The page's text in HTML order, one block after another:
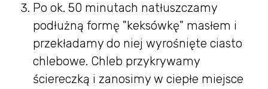
Po ok. 50 minutach natłuszczamy
podłużną formę "keksówkę" masłem i
przekładamy do niej wyrośnięte ciasto
chlebowe. Chleb przykrywamy
ściereczką i zanosimy w ciepłe miejsce